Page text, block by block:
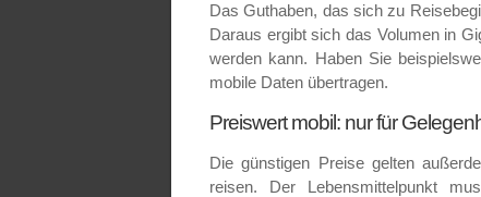
Das Guthaben, das sich zu
Daraus ergibt sich das Volumen in
werden kann. Haben Sie
mobile Daten übertragen.
Preiswert mobil: nur für
Die günstigen Preise gelten
reisen. Der Lebensmittelpunkt